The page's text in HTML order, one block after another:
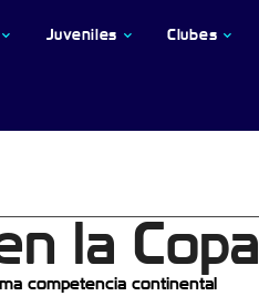
Juveniles Clubes
la Copa
competencia continental